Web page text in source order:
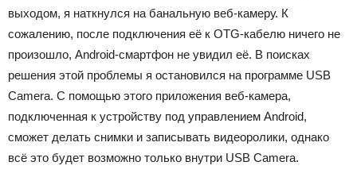
выходом, я наткнулся на банальную веб-камеру. К
сожалению, после подключения её к OTG-кабелю ничего не
произошло, Android-смартфон не увидил её. В поисках
решения этой проблемы я остановился на программе USB
Camera. С помощью этого приложения веб-камера,
подключенная к устройству под управлением Android,
сможет делать снимки и записывать видеоролики, однако
всё это будет возможно только внутри USB Camera.